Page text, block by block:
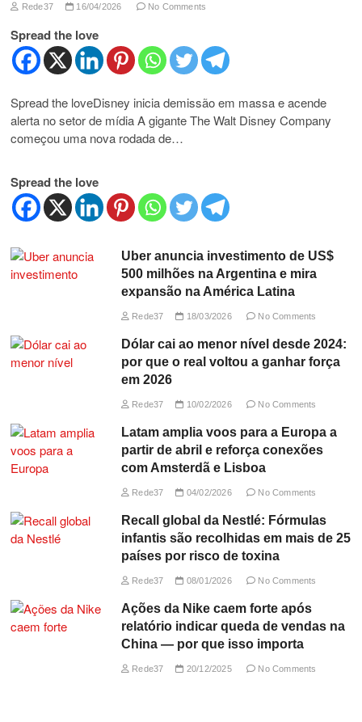
Rede37 16/04/2026 No Comments
Spread the love
Spread the loveDisney inicia demissão em massa e acende
alerta no setor de mídia A gigante The Walt Disney Company
começou uma nova rodada de…
Spread the love
Uber anuncia investimento de US$
500 milhões na Argentina e mira
expansão na América Latina
Rede37 18/03/2026 No Comments
Dólar cai ao menor nível desde 2024:
por que o real voltou a ganhar força
em 2026
Rede37 10/02/2026 No Comments
Latam amplia voos para a Europa a
partir de abril e reforça conexões
com Amsterdã e Lisboa
Rede37 04/02/2026 No Comments
Recall global da Nestlé: Fórmulas
infantis são recolhidas em mais de 25
países por risco de toxina
Rede37 08/01/2026 No Comments
Ações da Nike caem forte após
relatório indicar queda de vendas na
China — por que isso importa
Rede37 20/12/2025 No Comments